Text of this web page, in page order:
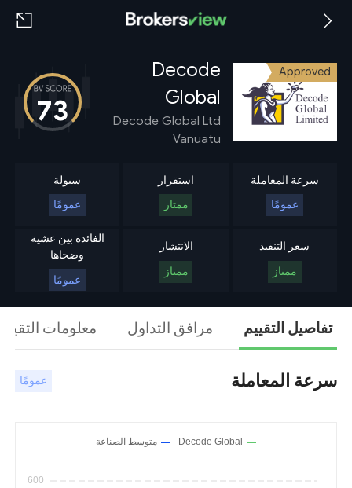
Approved
Decode
Global
Decode Global Ltd
Vanuatu
73
سرعة المعاملة
عمومًا
استقرار
ممتاز
سيولة
عمومًا
سعر التنفيذ
ممتاز
الانتشار
ممتاز
الفائدة بين عشية
وضحاها
عمومًا
تفاصيل التقييم مرافق التداول معلومات
سرعة المعاملة عمومًا